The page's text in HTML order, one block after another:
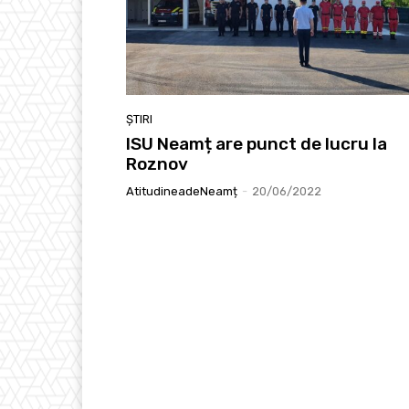
ȘTIRI
ISU Neamț are punct de lucru la
Roznov
AtitudineadeNeamț - 20/06/2022